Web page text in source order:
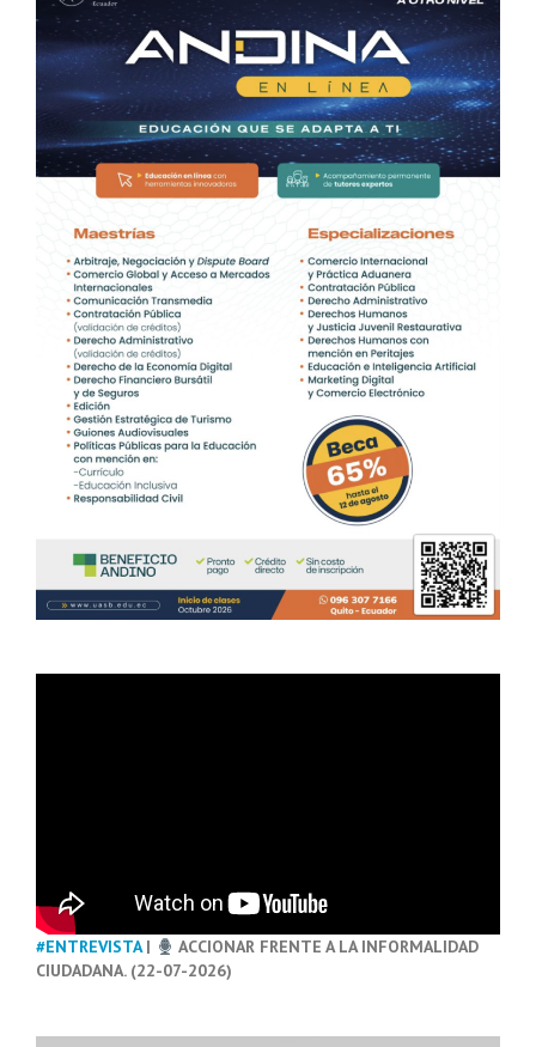
#ENTREVISTA|
ACCIONAR FRENTE A LA INFORMALIDAD
CIUDADANA. (22-07-2026)